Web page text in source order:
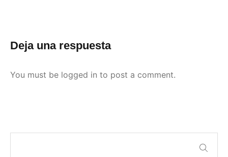
Deja una respuesta
You must be logged in to post a comment.